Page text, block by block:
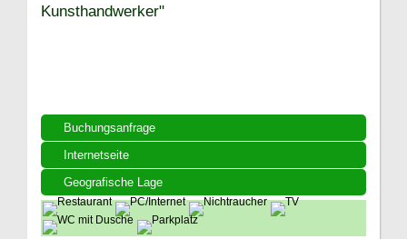
Buchungsanfrage
Internetseite
Geografische Lage
Kunsthandwerker"